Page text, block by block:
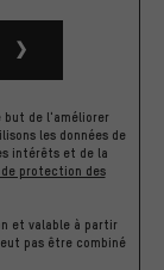
but de l'améliorer
les données de
intérêts et de la
protection des
et valable à partir
pas être combiné